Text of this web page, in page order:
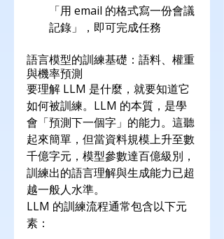
「用 email 的格式寫一份會議
記錄」，即可完成任務
語言模型的訓練基礎：語料、權重
與機率預測
要理解 LLM 是什麼，就要知道它
如何被訓練。LLM 的本質，是學
會「預測下一個字」的能力。這聽
起來簡單，但當資料規模上升至數
千億字元，模型參數達百億級別，
訓練出的語言理解與生成能力已超
越一般人水準。
LLM 的訓練流程通常包含以下元
素：